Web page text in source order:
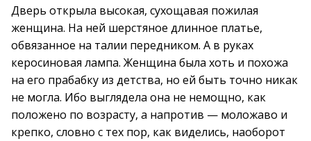
Дверь открыла высокая, сухощавая пожилая
женщина. На ней шерстяное длинное платье,
обвязанное на талии передником. А в руках
керосиновая лампа. Женщина была хоть и похожа
на его прабабку из детства, но ей быть точно никак
не могла. Ибо выглядела она не немощно, как
положено по возрасту, а напротив — моложаво и
крепко, словно с тех пор, как виделись, наоборот